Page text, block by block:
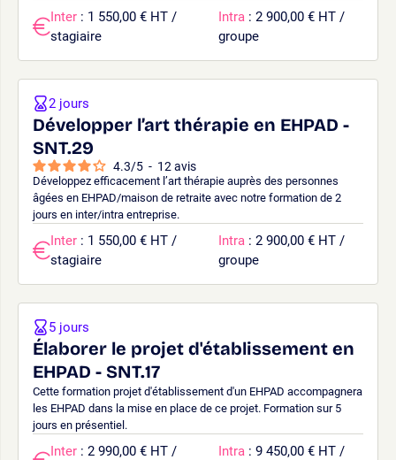
Inter : 1 550,00 € HT /
stagiaire
Intra : 2 900,00 € HT /
groupe
Développer l’art thérapie en EHPAD -
SNT.29
4.3/5 - 12 avis
Développez efficacement l’art thérapie auprès des personnes
âgées en EHPAD/maison de retraite avec notre formation de 2
jours en inter/intra entreprise.
2 jours
Inter : 1 550,00 € HT /
stagiaire
Intra : 2 900,00 € HT /
groupe
Élaborer le projet d'établissement en
EHPAD - SNT.17
Cette formation projet d'établissement d'un EHPAD accompagnera
les EHPAD dans la mise en place de ce projet. Formation sur 5
jours en présentiel.
5 jours
Inter : 2 990,00 € HT /
Intra : 9 450,00 € HT /